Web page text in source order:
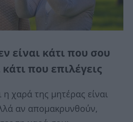
είναι κάτι που σου
κάτι που επιλέγεις
χαρά της μητέρας είναι
αν απομακρυνθούν,